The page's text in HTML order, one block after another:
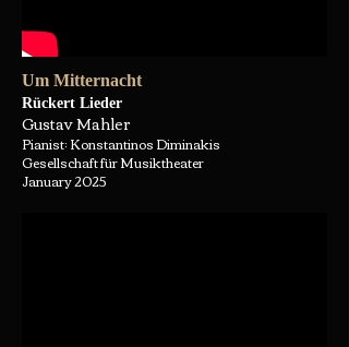
Um Mitternacht
Rückert Lieder
Gustav Mahler
Pianist: Konstantinos Diminakis
Gesellschaft für Musiktheater
January 2025